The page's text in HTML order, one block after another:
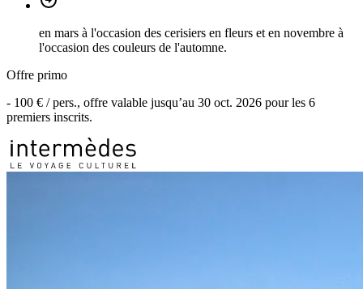
en mars à l'occasion des cerisiers en fleurs et en novembre à
l'occasion des couleurs de l'automne.
Offre primo
- 100 € / pers., offre valable jusqu’au 30 oct. 2026 pour les 6
premiers inscrits.